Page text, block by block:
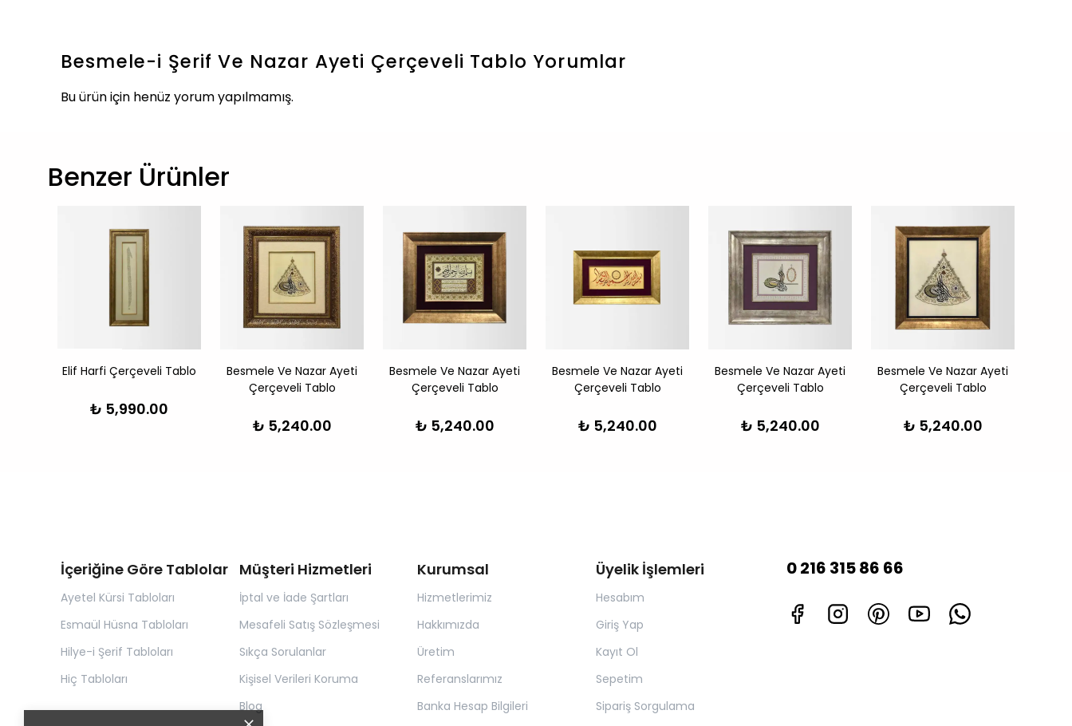
Besmele-i Şerif Ve Nazar Ayeti Çerçeveli Tablo Yorumlar
Bu ürün için henüz yorum yapılmamış.
Benzer Ürünler
Elif Harfi Çerçeveli Tablo
₺ 5,990.00
Besmele Ve Nazar Ayeti
Çerçeveli Tablo
₺ 5,240.00
Besmele Ve Nazar Ayeti
Çerçeveli Tablo
₺ 5,240.00
Besmele Ve Nazar Ayeti
Çerçeveli Tablo
₺ 5,240.00
Besmele Ve Nazar Ayeti
Çerçeveli Tablo
₺ 5,240.00
Besmele Ve Nazar Ayeti
Çerçeveli Tablo
₺ 5,240.00
İçeriğine Göre Tablolar
Ayetel Kürsi Tabloları
Esmaül Hüsna Tabloları
Hilye-i Şerif Tabloları
Hiç Tabloları
Müşteri Hizmetleri
İptal ve İade Şartları
Mesafeli Satış Sözleşmesi
Sıkça Sorulanlar
Kişisel Verileri Koruma
Blog
Kurumsal
Hizmetlerimiz
Hakkımızda
Üretim
Referanslarımız
Banka Hesap Bilgileri
Üyelik İşlemleri
Hesabım
Giriş Yap
Kayıt Ol
Sepetim
Sipariş Sorgulama
0 216 315 86 66